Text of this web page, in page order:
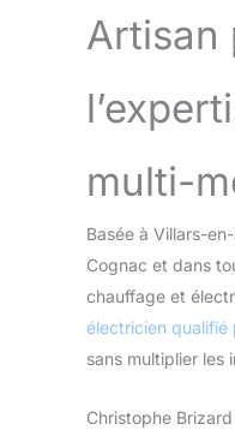
Artisan
multi-
Basée à Villars-
Cognac et dans
chauffage et
électricien qualifié
sans multiplier les
Christophe